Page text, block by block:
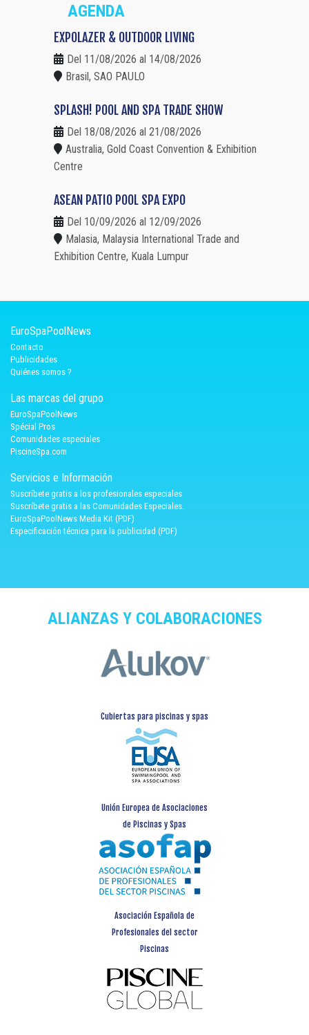
AGENDA
EXPOLAZER & OUTDOOR LIVING
Del 11/08/2026 al 14/08/2026
Brasil, SAO PAULO
SPLASH! POOL AND SPA TRADE SHOW
Del 18/08/2026 al 21/08/2026
Australia, Gold Coast Convention & Exhibition
Centre
ASEAN PATIO POOL SPA EXPO
Del 10/09/2026 al 12/09/2026
Malasia, Malaysia International Trade and
Exhibition Centre, Kuala Lumpur
EuroSpaPoolNews
Contacto
Publicidades
Quiénes somos ?
Las marcas del grupo
EuroSpaPoolNews
Spécial Pros
Comunidades especiales
PiscineSpa.com
Servicios e Información
Suscríbete gratis a los profesionales especiales
Suscríbete gratis a las Comunidades Especiales.
EuroSpaPoolNews Media Kit (PDF)
Especificación técnica para la publicidad (PDF)
ALIANZAS Y COLABORACIONES
Cubiertas para piscinas y spas
Unión Europea de Asociaciones
de Piscinas y Spas
Asociación Española de
Profesionales del sector
Piscinas